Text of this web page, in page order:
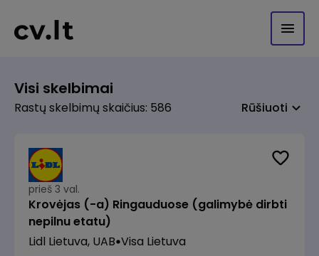
Visi skelbimai
Rastų skelbimų skaičius: 586 Rūšiuoti
prieš 3 val.
Krovėjas (-a) Ringauduose (galimybė dirbti
nepilnu etatu)
Lidl Lietuva, UAB Visa Lietuva